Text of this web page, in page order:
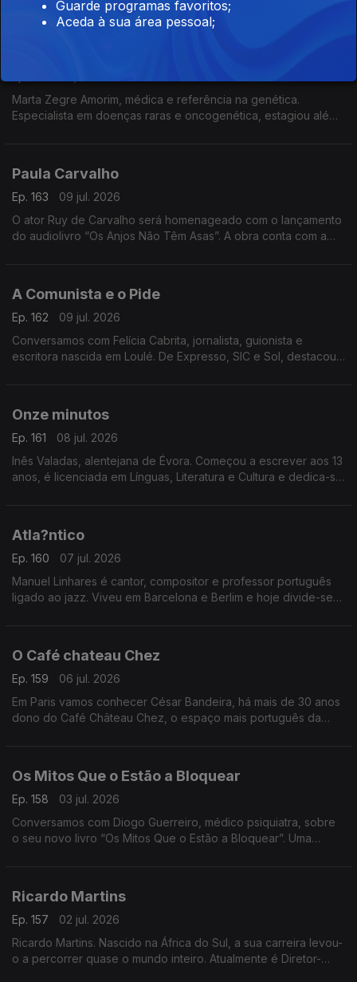
cultura, onde alia inovação, criatividade e impacto no setor
cultural
Marta Zegre Amorim, médica e referência na genética.
Especialista em doenças raras e oncogenética, estagiou além-
Paula Carvalho
Ep. 163
09 jul. 2026
O ator Ruy de Carvalho será homenageado com o lançamento
do audiolivro “Os Anjos Não Têm Asas”. A obra conta com a
A Comunista e o Pide
Ep. 162
09 jul. 2026
Conversamos com Felícia Cabrita, jornalista, guionista e
escritora nascida em Loulé. De Expresso, SIC e Sol, destacou-
Onze minutos
Ep. 161
08 jul. 2026
Inês Valadas, alentejana de Évora. Começou a escrever aos 13
anos, é licenciada em Línguas, Literatura e Cultura e dedica-se
Atla?ntico
Ep. 160
07 jul. 2026
Manuel Linhares é cantor, compositor e professor português
ligado ao jazz. Viveu em Barcelona e Berlim e hoje divide-se
O Café chateau Chez
Ep. 159
06 jul. 2026
Em Paris vamos conhecer César Bandeira, há mais de 30 anos
dono do Café Château Chez, o espaço mais português da
Os Mitos Que o Estão a Bloquear
Ep. 158
03 jul. 2026
Conversamos com Diogo Guerreiro, médico psiquiatra, sobre
o seu novo livro “Os Mitos Que o Estão a Bloquear”. Uma
Ricardo Martins
Ep. 157
02 jul. 2026
Ricardo Martins. Nascido na África do Sul, a sua carreira levou-
o a percorrer quase o mundo inteiro. Atualmente é Diretor-
Guarde programas favoritos;
Aceda à sua área pessoal;